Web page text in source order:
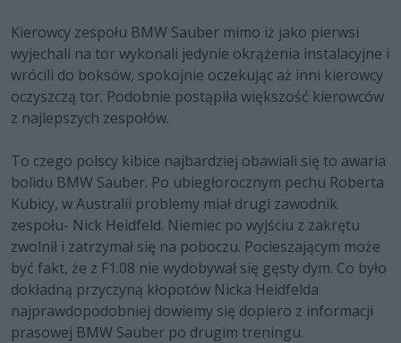
Kierowcy zespołu BMW Sauber mimo iż jako pierwsi
wyjechali na tor wykonali jedynie okrążenia instalacyjne i
wrócili do boksów, spokojnie oczekując aż inni kierowcy
oczyszczą tor. Podobnie postąpiła większość kierowców
z najlepszych zespołów.
To czego polscy kibice najbardziej obawiali się to awaria
bolidu BMW Sauber. Po ubiegłorocznym pechu Roberta
Kubicy, w Australii problemy miał drugi zawodnik
zespołu- Nick Heidfeld. Niemiec po wyjściu z zakrętu
zwolnił i zatrzymał się na poboczu. Pocieszającym może
być fakt, że z F1.08 nie wydobywał się gęsty dym. Co było
dokładną przyczyną kłopotów Nicka Heidfelda
najprawdopodobniej dowiemy się dopiero z informacji
prasowej BMW Sauber po drugim treningu.